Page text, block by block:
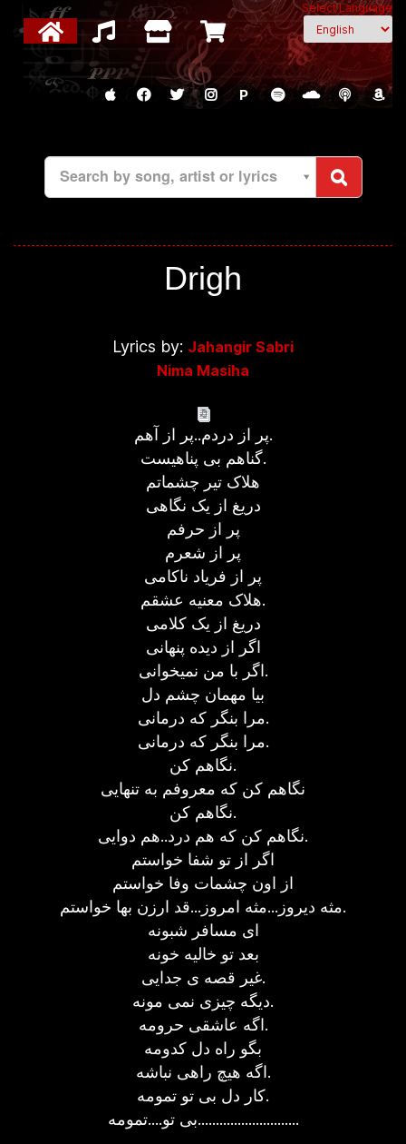
Select Language
P
Search by song, artist or lyrics
Drigh
Lyrics by: Jahangir Sabri
Nima Masiha
پر از دردم..پر از آهم.
گناهم بی پناهیست.
هلاک تیر چشماتم
دریغ از یک نگاهی
پر از حرفم
پر از شعرم
پر از فریاد ناکامی
هلاک معنیه عشقم.
دریغ از یک کلامی
اگر از دیده پنهانی
اگر با من نمیخوانی.
بیا مهمان چشم دل
مرا بنگر که درمانی.
مرا بنگر که درمانی.
نگاهم کن.
نگاهم کن که معروفم به تنهایی
نگاهم کن.
نگاهم کن که هم درد..هم دوایی.
اگر از تو شفا خواستم
از اون چشمات وفا خواستم
مثه دیروز...مثه امروز...قد ارزن بها خواستم.
ای مسافر شبونه
بعد تو خالیه خونه
غیر قصه ی جدایی.
دیگه چیزی نمی مونه.
اگه عاشقی حرومه.
بگو راه دل کدومه
اگه هیچ راهی نباشه.
کار دل بی تو تمومه.
بی تو....تمومه............................